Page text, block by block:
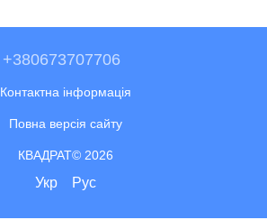
+380673707706
Контактна інформація
Повна версія сайту
КВАДРАТ© 2026
Укр Рус